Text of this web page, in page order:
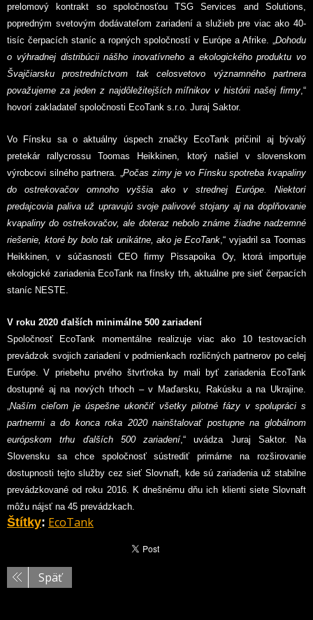
prelomový kontrakt so spoločnosťou TSG Services and Solutions,
popredným svetovým dodávateľom zariadení a služieb pre viac ako 40-
tisíc čerpacích staníc a ropných spoločností v Európe a Afrike. „ Dohodu
o výhradnej distribúcii nášho inovatívneho a ekologického produktu vo
Švajčiarsku prostredníctvom tak celosvetovo významného partnera
považujeme za jeden z najdôležitejších míľnikov v histórii našej firmy ,“
hovorí zakladateľ spoločnosti EcoTank s.r.o. Juraj Saktor.
Vo Fínsku sa o aktuálny úspech značky EcoTank pričinil aj bývalý
pretekár rallycrossu Toomas Heikkinen, ktorý našiel v slovenskom
výrobcovi silného partnera. „ Počas zimy je vo Fínsku spotreba kvapaliny
do ostrekovačov omnoho vyššia ako v strednej Európe. Niektorí
predajcovia paliva už upravujú svoje palivové stojany aj na doplňovanie
kvapaliny do ostrekovačov, ale doteraz nebolo známe žiadne nadzemné
riešenie, ktoré by bolo tak unikátne, ako je EcoTank ,“ vyjadril sa Toomas
Heikkinen, v súčasnosti CEO firmy Pissapoika Oy, ktorá importuje
ekologické zariadenia EcoTank na fínsky trh, aktuálne pre sieť čerpacích
staníc NESTE.
V roku 2020 ďalších minimálne 500 zariadení
Spoločnosť EcoTank momentálne realizuje viac ako 10 testovacích
prevádzok svojich zariadení v podmienkach rozličných partnerov po celej
Európe. V priebehu prvého štvrťroka by mali byť zariadenia EcoTank
dostupné aj na nových trhoch – v Maďarsku, Rakúsku a na Ukrajine.
Naším cieľom je úspešne ukončiť všetky pilotné fázy v spolupráci s
partnermi a do konca roka 2020 nainštalovať postupne na globálnom
európskom trhu ďalších 500 zariadení,“ uvádza Juraj Saktor. Na
Slovensku sa chce spoločnosť sústrediť primárne na rozširovanie
dostupnosti tejto služby cez sieť Slovnaft, kde sú zariadenia už stabilne
prevádzkované od roku 2016. K dnešnému dňu ich klienti siete Slovnaft
môžu nájsť na 45 prevádzkach.
Štítky: EcoTank
Späť